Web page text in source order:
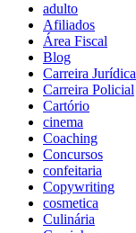
adulto
Afiliados
Área Fiscal
Blog
Carreira Jurídica
Carreira Policial
Cartório
cinema
Coaching
Concursos
confeitaria
Copywriting
cosmetica
Culinária